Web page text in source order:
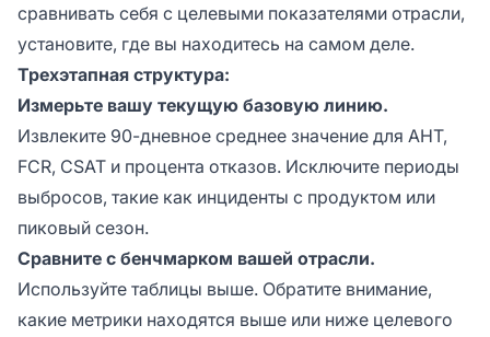
сравнивать себя с целевыми показателями отрасли,
установите, где вы находитесь на самом деле.
Трехэтапная структура:
Измерьте вашу текущую базовую линию.
Извлеките 90-дневное среднее значение для AHT,
FCR, CSAT и процента отказов. Исключите периоды
выбросов, такие как инциденты с продуктом или
пиковый сезон.
Сравните с бенчмарком вашей отрасли.
Используйте таблицы выше. Обратите внимание,
какие метрики находятся выше или ниже целевого